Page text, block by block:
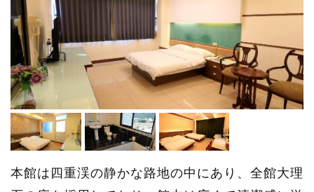
本館は四重渓の静かな路地の中にあり、全館大理